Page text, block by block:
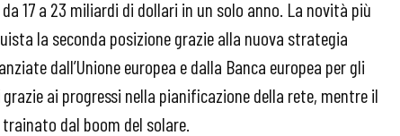
17 a 23 miliardi di dollari in un solo anno. La novità più
la seconda posizione grazie alla nuova strategia
dall’Unione europea e dalla Banca europea per gli
grazie ai progressi nella pianificazione della rete, mentre il
dal boom del solare.